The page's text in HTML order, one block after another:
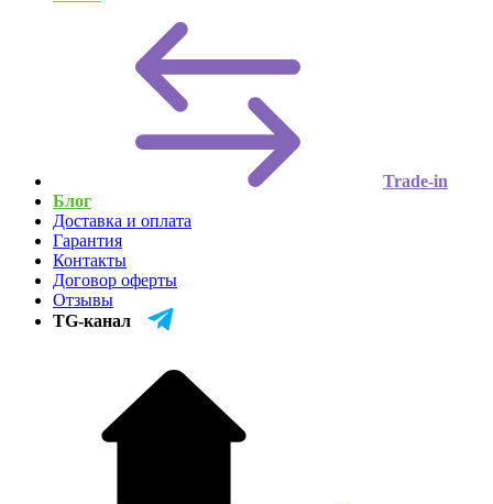
Trade-in
Блог
Доставка и оплата
Гарантия
Контакты
Договор оферты
Отзывы
TG-канал